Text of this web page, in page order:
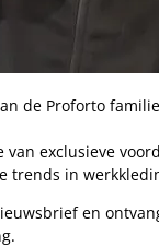
de Proforto familie
van exclusieve
trends in
en